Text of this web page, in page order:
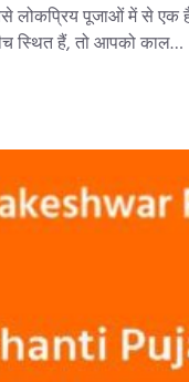
लोकप्रिय पूजाओं में से एक
स्थित हैं, तो आपको काल…